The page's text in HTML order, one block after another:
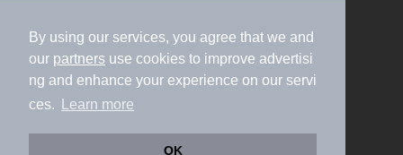
By using our services, you agree that we and
our partners use cookies to improve advertisi
ng and enhance your experience on our servi
ces.
Learn more
OK
加盟店募集（資料請求）
広告出稿のご案内
利用規約
ライフスタイルMEMBERS+規約
特定商取引法に基づく表記
ヘルプ
採用情報
運営会社